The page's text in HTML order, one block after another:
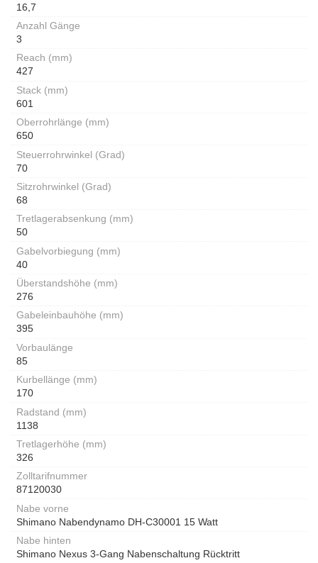
16,7
Anzahl Gänge
3
Reach (mm)
427
Stack (mm)
601
Oberrohrlänge (mm)
650
Steuerrohrwinkel (Grad)
70
Sitzrohrwinkel (Grad)
68
Tretlagerabsenkung (mm)
50
Gabelvorbiegung (mm)
40
Überstandshöhe (mm)
276
Gabeleinbauhöhe (mm)
395
Vorbaulänge
85
Kurbellänge (mm)
170
Radstand (mm)
1138
Tretlagerhöhe (mm)
326
Zolltarifnummer
87120030
Nabe vorne
Shimano Nabendynamo DH-C30001 15 Watt
Nabe hinten
Shimano Nexus 3-Gang Nabenschaltung Rücktritt